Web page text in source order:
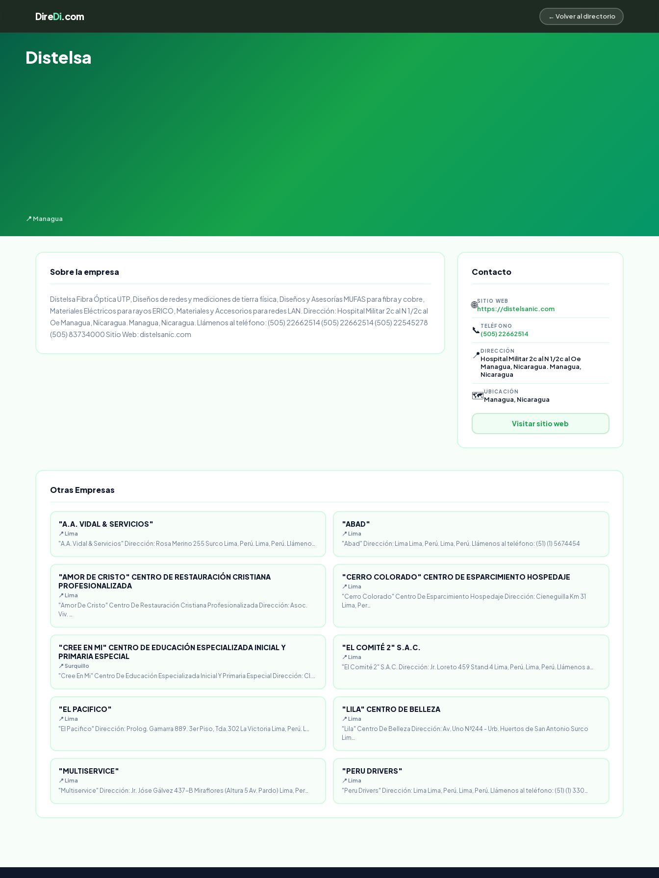
DireDi.com ← Volver al directorio
Distelsa
📍 Managua
Sobre la empresa
Distelsa Fibra Óptica UTP, Diseños de redes y mediciones de tierra física, Diseños y Asesorías MUFAS para fibra y cobre,
Materiales Eléctricos para rayos ERICO, Materiales y Accesorios para redes LAN. Dirección: Hospital Militar 2c al N 1/2c al
Oe Managua, Nicaragua. Managua, Nicaragua. Llámenos al teléfono: (505) 22662514 (505) 22662514 (505) 22545278
(505) 83734000 Sitio Web: distelsanic.com
Contacto
🌐SITIO WEB
https://distelsanic.com
📞 TELÉFONO
(505) 22662514
📍DIRECCIÓN
Hospital Militar 2c al N 1/2c al Oe
Managua, Nicaragua. Managua,
Nicaragua
🗺️UBICACIÓN
Managua, Nicaragua
Visitar sitio web
Otras Empresas
"A.A. VIDAL & SERVICIOS"
📍 Lima
"A.A. Vidal & Servicios" Dirección: Rosa Merino 255 Surco Lima, Perú. Lima, Perú. Llámeno…
"ABAD"
📍 Lima
"Abad" Dirección: Lima Lima, Perú. Lima, Perú. Llámenos al teléfono: (51) (1) 5674454
"AMOR DE CRISTO" CENTRO DE RESTAURACIÓN CRISTIANA
PROFESIONALIZADA
📍 Lima
"Amor De Cristo" Centro De Restauración Cristiana Profesionalizada Dirección: Asoc.
Viv. …
"CERRO COLORADO" CENTRO DE ESPARCIMIENTO HOSPEDAJE
📍 Lima
"Cerro Colorado" Centro De Esparcimiento Hospedaje Dirección: Cieneguilla Km 31
Lima, Per…
"CREE EN MI" CENTRO DE EDUCACIÓN ESPECIALIZADA INICIAL Y
PRIMARIA ESPECIAL
📍 Surquillo
"Cree En Mi" Centro De Educación Especializada Inicial Y Primaria Especial Dirección: Cl.…
"EL COMITÉ 2" S.A.C.
📍 Lima
"El Comité 2" S.A.C. Dirección: Jr. Loreto 459 Stand 4 Lima, Perú. Lima, Perú. Llámenos a…
"EL PACIFICO"
📍 Lima
"El Pacifico" Dirección: Prolog. Gamarra 889. 3er Piso, Tda.302 La Victoria Lima, Perú. L…
"LILA" CENTRO DE BELLEZA
📍 Lima
"Lila" Centro De Belleza Dirección: Av. Uno N³244 - Urb. Huertos de San Antonio Surco
Lim…
"MULTISERVICE"
📍 Lima
"Multiservice" Dirección: Jr. Jóse Gálvez 437-B Miraflores (Altura 5 Av. Pardo) Lima, Per…
"PERU DRIVERS"
📍 Lima
"Peru Drivers" Dirección: Lima Lima, Perú. Lima, Perú. Llámenos al teléfono: (51) (1) 330…